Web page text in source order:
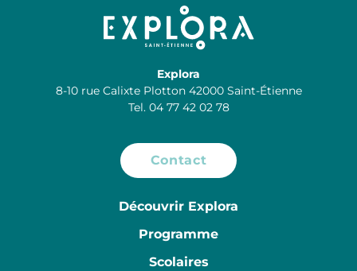
Explora
8-10 rue Calixte Plotton 42000 Saint-Étienne
Tel. 04 77 42 02 78
Contact
Découvrir Explora
Programme
Scolaires